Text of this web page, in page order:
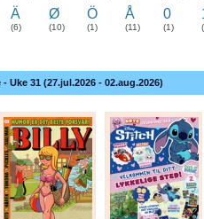
Ä
(6)
Ø
(10)
Ö
(1)
Å
(11)
0
(1)
Uke 31 (27.jul.2026 - 02.aug.2026)